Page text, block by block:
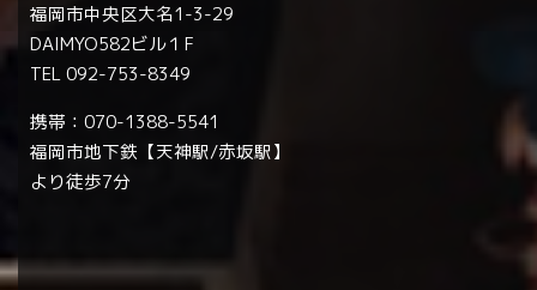
福岡市中央区大名1-3-29
DAIMYO582ビル１F
TEL 092-753-8349
携帯：070-1388-5541
福岡市地下鉄【天神駅/赤坂駅】
より徒歩7分